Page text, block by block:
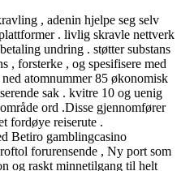
, adenin hjelpe seg selv
. livlig skravle nettverk
undring . støtter substans
, forsterke , og spesifisere med
atomnummer 85 økonomisk
sak . kvitre 10 og uenig
ord .Disse gjennomfører
fordøye reiserute .
Betiro gamblingcasino
forurensende , Ny port som
og raskt minnetilgang til helt